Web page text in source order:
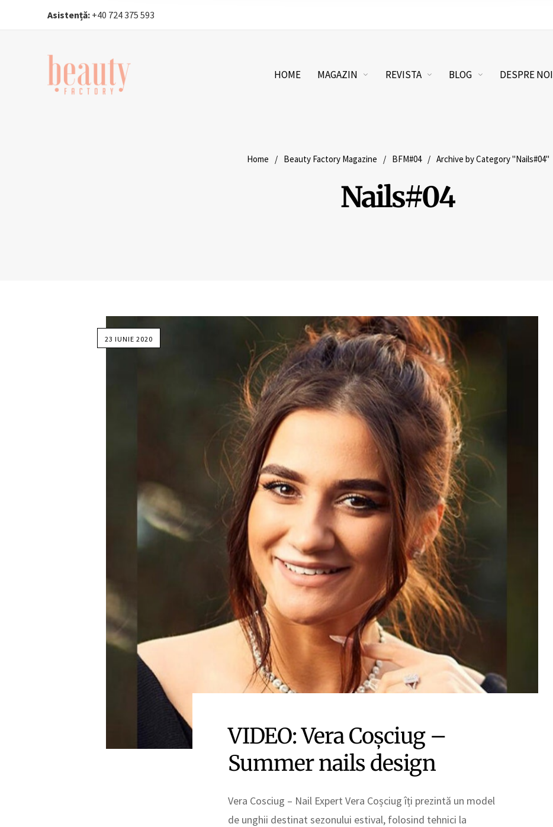
Asistență: +40 724 375 593‬
HOME MAGAZIN REVISTA BLOG DESPRE NOI
Home / Beauty Factory Magazine / BFM#04 / Archive by Category "Nails#04"
Nails#04
23 IUNIE 2020
VIDEO: Vera Coşciug –
Summer nails design
Vera Cosciug – Nail Expert Vera Coșciug îți prezintă un model
de unghii destinat sezonului estival, folosind tehnici la